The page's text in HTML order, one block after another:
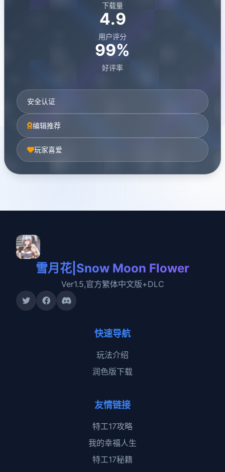
下载量
4.9
用户评分
99%
好评率
安全认证
编辑推荐
玩家喜爱
雪月花|Snow Moon Flower
Ver1.5,官方繁体中文版+DLC
快速导航
玩法介绍
润色版下载
友情链接
特工17攻略
我的幸福人生
特工17秘籍